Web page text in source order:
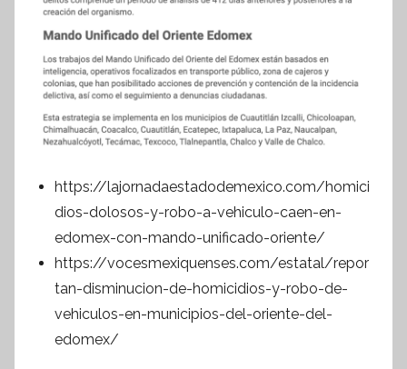
https://lajornadaestadodemexico.com/homici
dios-dolosos-y-robo-a-vehiculo-caen-en-
edomex-con-mando-unificado-oriente/
https://vocesmexiquenses.com/estatal/repor
tan-disminucion-de-homicidios-y-robo-de-
vehiculos-en-municipios-del-oriente-del-
edomex/